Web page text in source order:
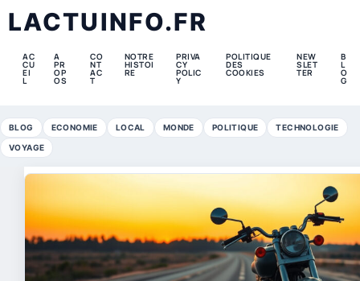
LACTUINFO.FR
AC
CU
EI
L
A
PR
OP
OS
CO
NT
AC
T
NOTRE
HISTOI
RE
PRIVA
CY
POLIC
Y
POLITIQUE
DES
COOKIES
NEW
SLET
TER
B
L
O
G
BLOG ECONOMIE LOCAL MONDE POLITIQUE TECHNOLOGIE
VOYAGE